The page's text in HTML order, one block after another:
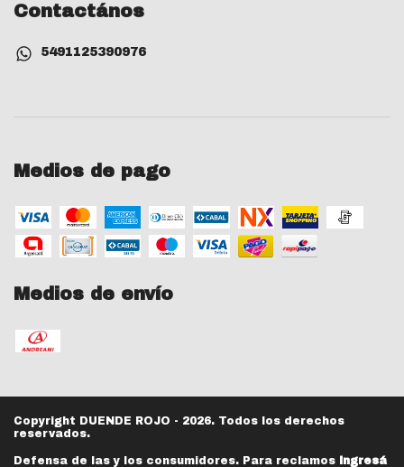
Contactános
5491125390976
Medios de pago
Medios de envío
Copyright DUENDE ROJO - 2026. Todos los derechos
reservados.
Defensa de las y los consumidores. Para reclamos ingresá